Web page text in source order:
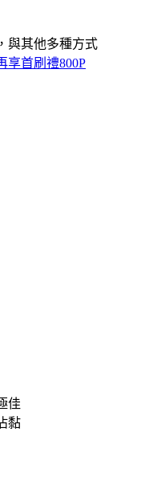
與其他多種方式
享首刷禮800P
佳
黏